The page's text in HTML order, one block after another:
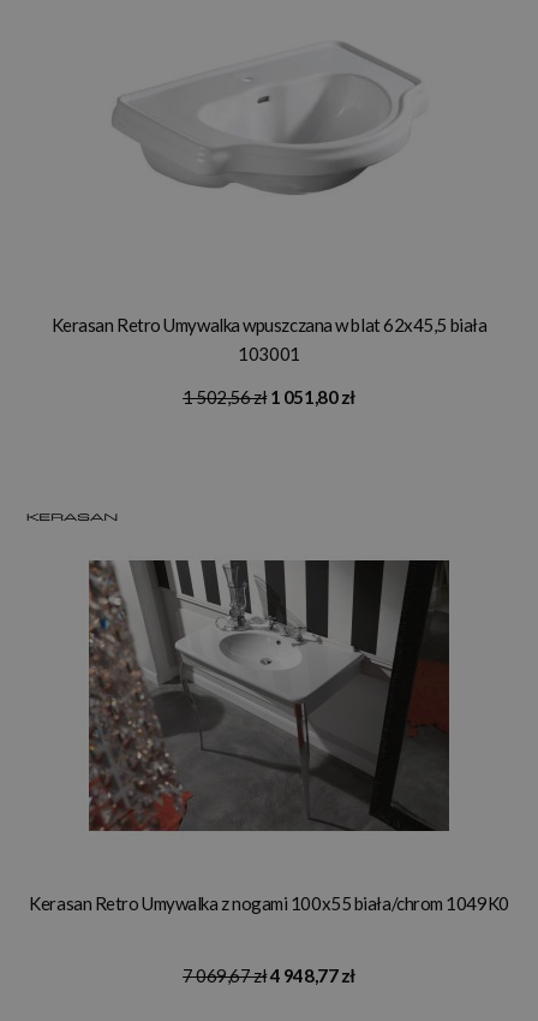
Kerasan Retro Umywalka wpuszczana w blat 62x45,5 biała
103001
1 502,56 zł 1 051,80 zł
Kerasan Retro Umywalka z nogami 100x55 biała/chrom 1049K0
7 069,67 zł4 948,77 zł